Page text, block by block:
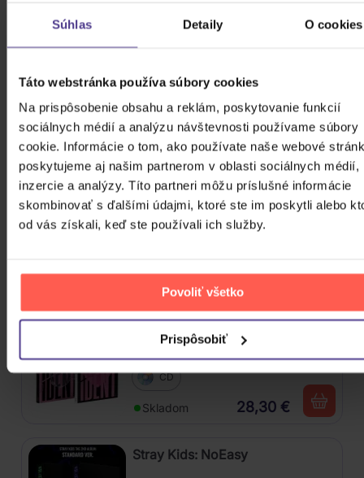
Súhlas Detaily O cookies
Táto webstránka používa súbory cookies
Na prispôsobenie obsahu a reklám, poskytovanie funkcií
sociálnych médií a analýzu návštevnosti používame súbory
cookie. Informácie o tom, ako používate naše webové
poskytujeme aj našim partnerom v oblasti sociálnych médií,
inzercie a analýzy. Títo partneri môžu príslušné informácie
skombinovať s ďalšími údajmi, ktoré ste im poskytli alebo
od vás získali, keď ste používali ich služby.
Povoliť všetko
Prispôsobiť
POP, ELECTRONIC, STAGE & SCREEN, ROCK
Kabát: Original Albums Vol. 1
4CD
Skladom 19,00 €
Stray Kids: ★★★★★ (5-STAR)
Stray Kids: Maxident
CD
Skladom 28,30 €
Stray Kids: NoEasy